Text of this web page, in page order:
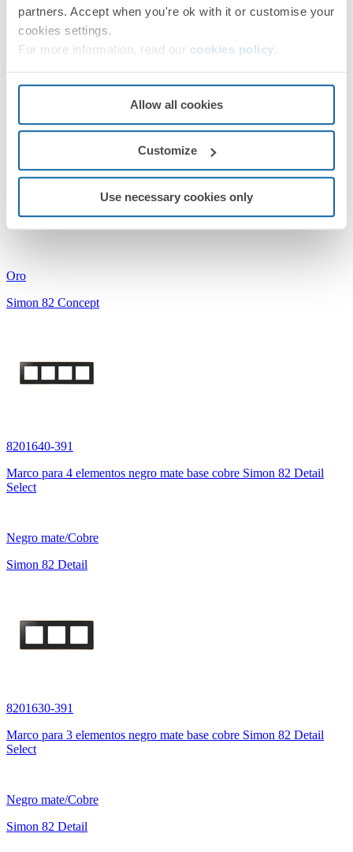
partners. Accept when you're ok with it or customise your
cookies settings.
For more information, read our cookies policy
Allow all cookies
Customize
Use necessary cookies only
Cava
Simon 82 Concept
8200617-095
Oro
Simon 82 Concept
8201640-391
Marco para 4 elementos negro mate base cobre Simon 82 Detail
Select
Negro mate/Cobre
Simon 82 Detail
8201630-391
Marco para 3 elementos negro mate base cobre Simon 82 Detail
Select
Negro mate/Cobre
Simon 82 Detail